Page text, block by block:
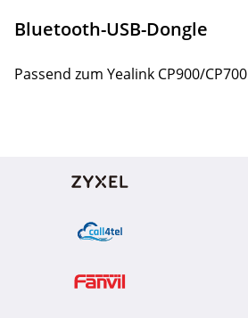
Bluetooth-USB-Dongle
Passend zum Yealink CP900/CP700